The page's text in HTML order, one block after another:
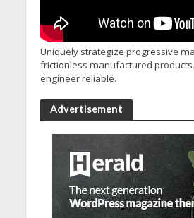
Uniquely strategize progressive
frictionless manufactured
engineer reliable.
Advertisement